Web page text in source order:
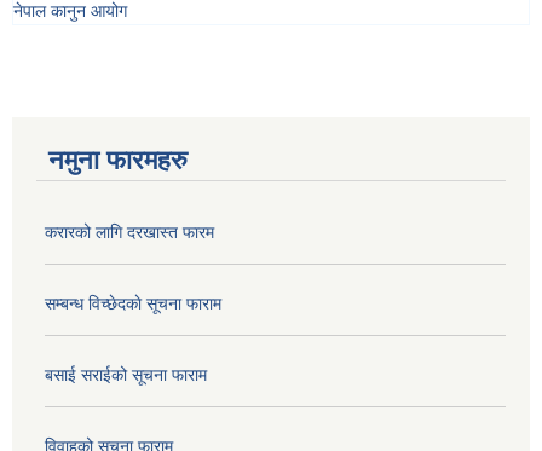
नेपाल कानुन आयोग
नमुना फारमहरु
करारको लागि दरखास्त फारम
सम्बन्ध विच्छेदकाे सूचना फाराम
बसाई सराईको सूचना फाराम
विवाहको सूचना फाराम